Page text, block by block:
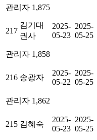
관리자 1,875
217
김기대
권사
2025-
05-23
2025-
05-25
관리자 1,858
216 송광자
2025-
05-22
2025-
05-25
관리자 1,862
215 김혜숙
2025-
05-23
2025-
05-25